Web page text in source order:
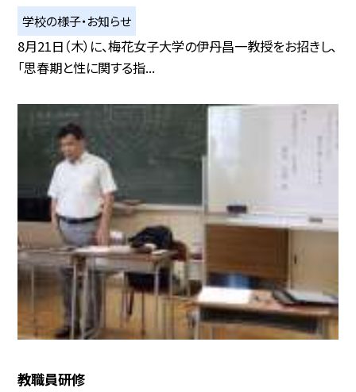
学校の様子・お知らせ
8月21日（木）に、梅花女子大学の伊丹昌一教授をお招きし、
「思春期と性に関する指...
教職員研修